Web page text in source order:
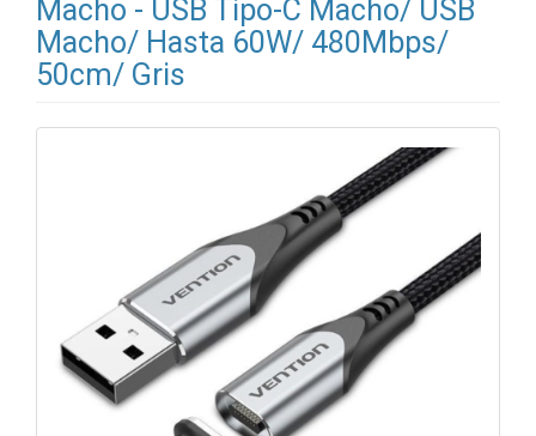
Macho - USB Tipo-C Macho/ USB
Macho/ Hasta 60W/ 480Mbps/
50cm/ Gris